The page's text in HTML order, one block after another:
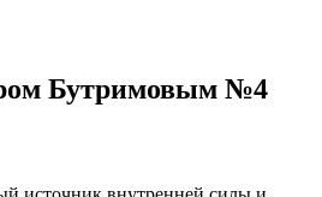
Бутримовым №4